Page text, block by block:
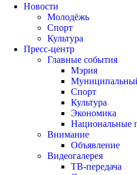
Новости
Молодёжь
Спорт
Культура
Пресс-центр
Главные события
Мэрия
Спорт
Культура
Экономика
Национальные
Внимание
Объявление
Видеогалерея
ТВ-передача